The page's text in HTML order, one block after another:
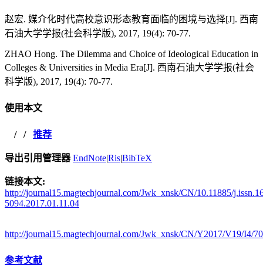
赵宏. 媒介化时代高校意识形态教育面临的困境与选择[J]. 西南
石油大学学报(社会科学版), 2017, 19(4): 70-77.
ZHAO Hong. The Dilemma and Choice of Ideological Education in
Colleges & Universities in Media Era[J]. 西南石油大学学报(社会
科学版), 2017, 19(4): 70-77.
使用本文
/ / 推荐
导出引用管理器 EndNote|Ris|BibTeX
链接本文:
http://journal15.magtechjournal.com/Jwk_xnsk/CN/10.11885/
5094.2017.01.11.04
http://journal15.magtechjournal.com/Jwk_xnsk/CN/Y2017/V19/I4/70
参考文献